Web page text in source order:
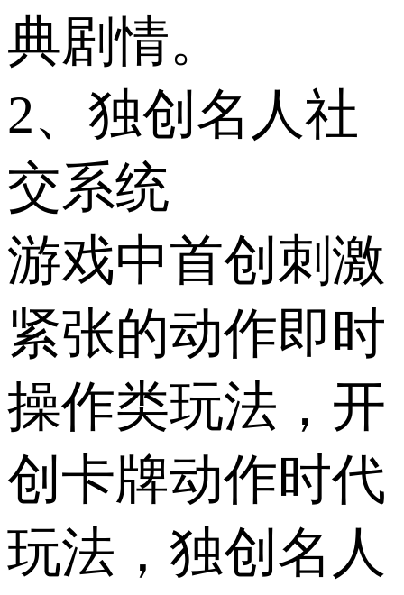
典剧情。
2、独创名人社
交系统
游戏中首创刺激
紧张的动作即时
操作类玩法，开
创卡牌动作时代
玩法，独创名人